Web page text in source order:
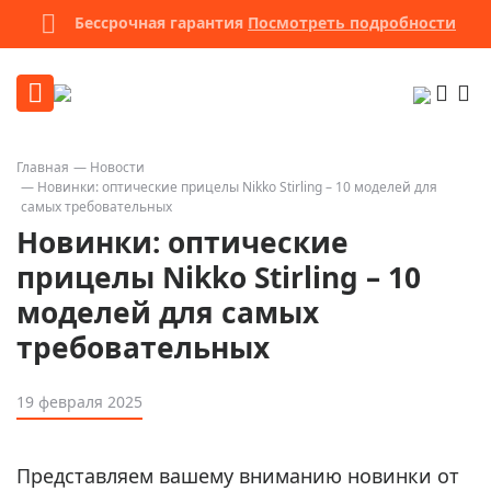
Бессрочная гарантия Посмотреть подробности
Главная
Новости
Новинки: оптические прицелы Nikko Stirling – 10 моделей для
самых требовательных
Новинки: оптические
прицелы Nikko Stirling – 10
моделей для самых
требовательных
19 февраля 2025
Представляем вашему вниманию новинки от